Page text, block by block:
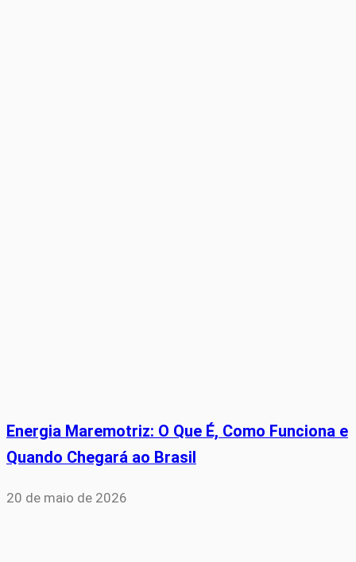
Energia Maremotriz: O Que É, Como Funciona e
Quando Chegará ao Brasil
20 de maio de 2026